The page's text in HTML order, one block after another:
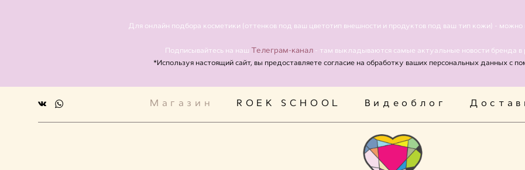
Для онлайн подбора косметики (оттенков под ваш цветотип внешности и продуктов под ваш тип кожи) - можно
Подписывайтесь на наш Телеграм-канал - там выкладываются самые актуальные новости бренда в
*Используя настоящий сайт, вы предоставляете согласие на обработку ваших персональных данных с
Магазин ROEK SCHOOL Видеоблог